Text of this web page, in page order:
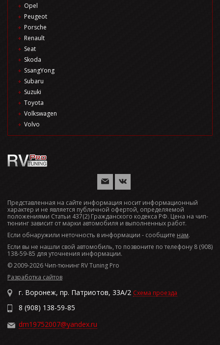
Opel
Peugeot
Porsche
Renault
Seat
Skoda
SsangYong
Subaru
Suzuki
Toyota
Volkswagen
Volvo
Представленная на сайте информация носит информационный
характер и не является публичной офертой, определяемой
положениями Статьи 437(2) Гражданского кодекса РФ. Цена на чип-
тюнинг зависит от марки автомобиля и выполненных работ.
Если обнаружили неточность в информации - сообщите нам.
Если вы не нашли свой автомобиль, то позвоните по телефону 8 (908)
138-59-85 для уточнения информации.
© 2009-2026 Чип-тюнинг RV Tuning Pro
Разработка сайтов
г. Воронеж, пр. Патриотов, 33А/2 Схема проезда
8 (908) 138-59-85
dm19752007@yandex.ru